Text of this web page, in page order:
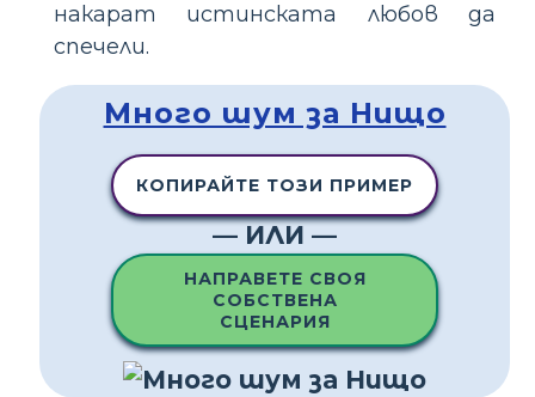
накарат истинската любов да
спечели.
Много шум за Нищо
КОПИРАЙТЕ ТОЗИ ПРИМЕР
— ИЛИ —
НАПРАВЕТЕ СВОЯ
СОБСТВЕНА
СЦЕНАРИЯ